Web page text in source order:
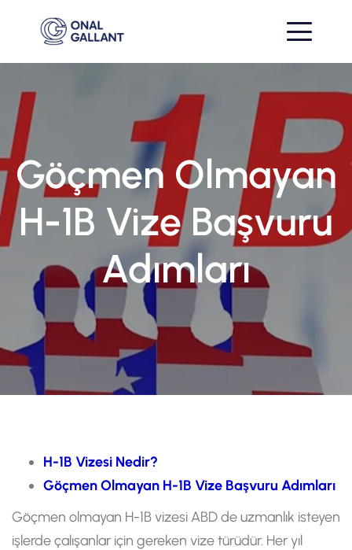
Göçmen Olmayan
H-1B Vize Başvuru
Adımları
H-1B Vizesi Nedir?
Göçmen Olmayan H-1B Vize Başvuru Adımları
Göçmen olmayan H-1B vizesi ABD de uzmanlık isteyen
işlerde çalışanlar için gereken vize türüdür. Her yıl